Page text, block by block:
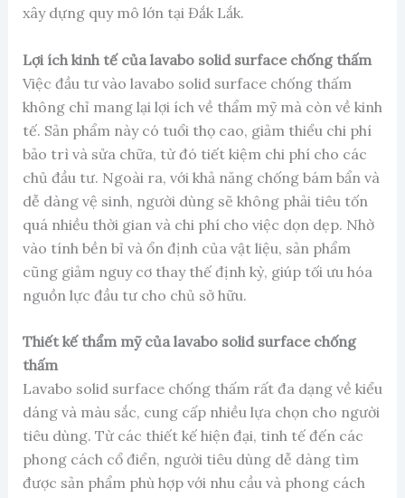
xây dựng quy mô lớn tại Đắk Lắk.
Lợi ích kinh tế của lavabo solid surface chống thấm
Việc đầu tư vào lavabo solid surface chống thấm
không chỉ mang lại lợi ích về thẩm mỹ mà còn về kinh
tế. Sản phẩm này có tuổi thọ cao, giảm thiểu chi phí
bảo trì và sửa chữa, từ đó tiết kiệm chi phí cho các
chủ đầu tư. Ngoài ra, với khả năng chống bám bẩn và
dễ dàng vệ sinh, người dùng sẽ không phải tiêu tốn
quá nhiều thời gian và chi phí cho việc dọn dẹp. Nhờ
vào tính bền bỉ và ổn định của vật liệu, sản phẩm
cũng giảm nguy cơ thay thế định kỳ, giúp tối ưu hóa
nguồn lực đầu tư cho chủ sở hữu.
Thiết kế thẩm mỹ của lavabo solid surface chống
thấm
Lavabo solid surface chống thấm rất đa dạng về kiểu
dáng và màu sắc, cung cấp nhiều lựa chọn cho người
tiêu dùng. Từ các thiết kế hiện đại, tinh tế đến các
phong cách cổ điển, người tiêu dùng dễ dàng tìm
được sản phẩm phù hợp với nhu cầu và phong cách